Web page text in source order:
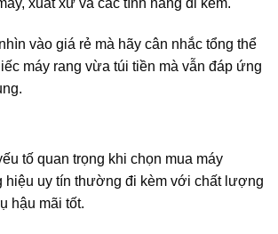
xuất xứ và các tính năng đi kèm.
vào giá rẻ mà hãy cân nhắc tổng thể
máy rang vừa túi tiền mà vẫn đáp ứng
tố quan trọng khi chọn mua máy
hiệu uy tín thường đi kèm với chất lượng
hậu mãi tốt.